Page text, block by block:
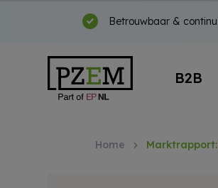
Betrouwbaar & continu
B2B
Home